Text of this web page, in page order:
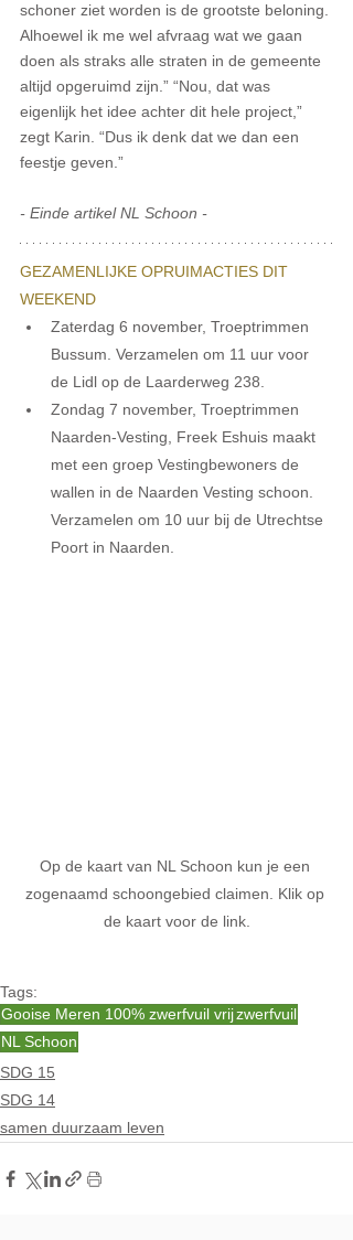
schoner ziet worden is de grootste beloning.
Alhoewel ik me wel afvraag wat we gaan
doen als straks alle straten in de gemeente
altijd opgeruimd zijn.” “Nou, dat was
eigenlijk het idee achter dit hele project,”
zegt Karin. “Dus ik denk dat we dan een
feestje geven.”
- Einde artikel NL Schoon -
GEZAMENLIJKE OPRUIMACTIES DIT
WEEKEND
Zaterdag 6 november, Troeptrimmen
Bussum. Verzamelen om 11 uur voor
de Lidl op de Laarderweg 238.
Zondag 7 november, Troeptrimmen
Naarden-Vesting, Freek Eshuis maakt
met een groep Vestingbewoners de
wallen in de Naarden Vesting schoon.
Verzamelen om 10 uur bij de Utrechtse
Poort in Naarden.
Op de kaart van NL Schoon kun je een
zogenaamd schoongebied claimen. Klik op
de kaart voor de link.
Tags:
Gooise Meren 100% zwerfvuil vrijzwerfvuil
NL Schoon
SDG 15
SDG 14
samen duurzaam leven